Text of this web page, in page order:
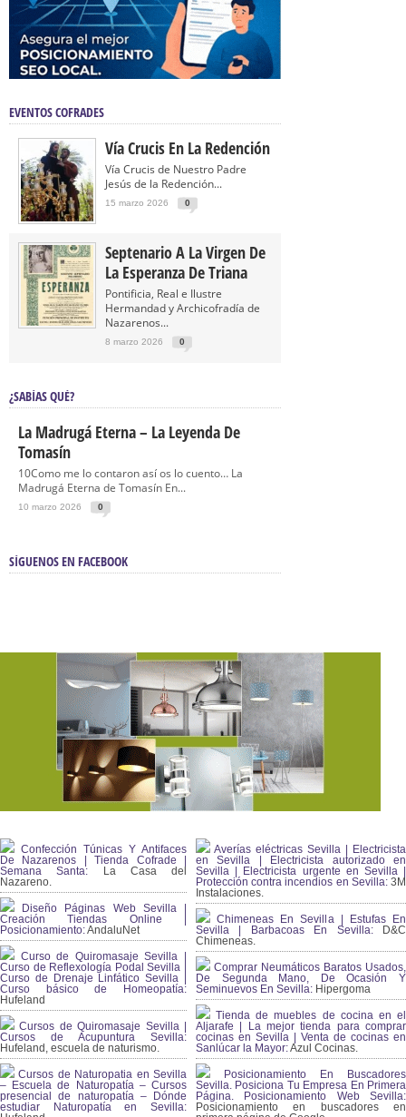
EVENTOS COFRADES
Vía Crucis En La Redención
Vía Crucis de Nuestro Padre
Jesús de la Redención...
15 marzo 2026 0
Septenario A La Virgen De
La Esperanza De Triana
Pontificia, Real e Ilustre
Hermandad y Archicofradía de
Nazarenos...
8 marzo 2026 0
¿SABÍAS QUÉ?
La Madrugá Eterna – La Leyenda De
Tomasín
10Como me lo contaron así os lo cuento… La
Madrugá Eterna de Tomasín En...
10 marzo 2026 0
SÍGUENOS EN FACEBOOK
Confección Túnicas Y Antifaces
De Nazarenos | Tienda Cofrade |
Semana Santa: La Casa del
Nazareno.
Diseño Páginas Web Sevilla |
Creación Tiendas Online |
Posicionamiento:AndaluNet
Curso de Quiromasaje Sevilla |
Curso de Reflexología Podal Sevilla |
Curso de Drenaje Linfático Sevilla |
Curso básico de Homeopatía:
Hufeland
Cursos de Quiromasaje Sevilla |
Cursos de Acupuntura Sevilla:
Hufeland, escuela de naturismo.
Cursos de Naturopatia en Sevilla
– Escuela de Naturopatía – Cursos
presencial de naturopatía – Dónde
estudiar Naturopatía en Sevilla:
Averías eléctricas Sevilla | Electricista
en Sevilla | Electricista autorizado en
Sevilla | Electricista urgente en Sevilla |
Protección contra incendios en Sevilla:3M
Instalaciones.
Chimeneas En Sevilla | Estufas En
Sevilla | Barbacoas En Sevilla:D&C
Chimeneas.
Comprar Neumáticos Baratos Usados,
De Segunda Mano, De Ocasión Y
Seminuevos En Sevilla: Hipergoma
Tienda de muebles de cocina en el
Aljarafe | La mejor tienda para comprar
cocinas en Sevilla | Venta de cocinas en
Sanlúcar la Mayor:Azul Cocinas.
Posicionamiento En Buscadores
Sevilla. Posiciona Tu Empresa En Primera
Página. Posicionamiento Web Sevilla:
Posicionamiento en buscadores en